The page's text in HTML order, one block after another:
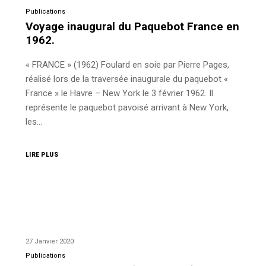
Publications
Voyage inaugural du Paquebot France en
1962.
« FRANCE » (1962) Foulard en soie par Pierre Pages,
réalisé lors de la traversée inaugurale du paquebot «
France » le Havre – New York le 3 février 1962. Il
représente le paquebot pavoisé arrivant à New York,
les…
LIRE PLUS
27 Janvier 2020
Publications